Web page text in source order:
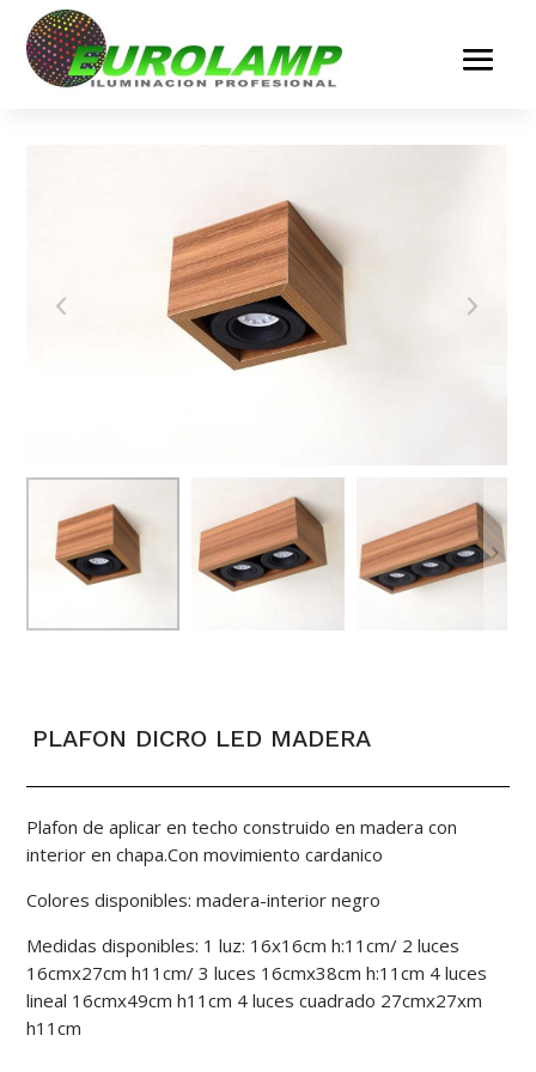
PLAFON DICRO LED MADERA
Plafon de aplicar en techo construido en madera con
interior en chapa.Con movimiento cardanico
Colores disponibles: madera-interior negro
Medidas disponibles: 1 luz: 16x16cm h:11cm/ 2 luces
16cmx27cm h11cm/ 3 luces 16cmx38cm h:11cm 4 luces
lineal 16cmx49cm h11cm 4 luces cuadrado 27cmx27xm
h11cm